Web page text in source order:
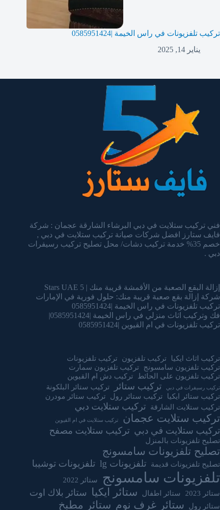
تركيب تلفزيونات في راس الخيمة |0585951424
يناير 14, 2025
فني تركيب ستلايت في دبي البرشاء الشارقة عجمان : شركة
فايف ستارز افضل شركات صيانة تركيب ستلايت في دبي ,
خصم 35% خدمة تركيب دشات/ محل تصليح تركيب رسيفرات
دبي .
إزالة البقع الصعبة من الأقمشة قريبة منك | 5 Stars UAE
شركة إزالة بقع صعبة قريبة منك: حلول فورية في الإمارات
تركيب تلفزيونات في راس الخيمة |0585951424
فك وتركيب اثاث منزلي في راس الخيمة |0585951424|
تركيب تلفزيونات في ام القيوين |0585951424
تركيب اثاث ايكيا تركيب تلفزيون
تركيب تلفزيونات
تركيب تلفزيون سامسونج
تركيب تلفزيون سمارت
تركيب تلفزيون على الحائط
تركيب دش ام القيوين
تركيب رسيفرات في دبي تركيب ستائر
تركيب ستائر البلكونة
تركيب ستائر ايكيا
تركيب ستائر رول
تركيب ستائر مودرن
تركيب ستلايت الشارقة
تركيب ستلايت دبي
تركيب ستلايت عجمان تركيب ستلايت في ام القيوين
تركيب ستلايت في دبي تركيب ستلايت مصفح
تصليح تلفزيونات بالمنزل
تصليح تلفزيونات سامسونج
تصليح تلفزيونات قديمة تلفزيونات lg تلفزيونات توشيبا
تلفزيونات سامسونج
ستائر 2022
ستائر 2023
ستائر اطفال ستائر ايكيا ستائر بلاك اوت
ستائر رول ستائر غرف نوم ستائر مطبخ